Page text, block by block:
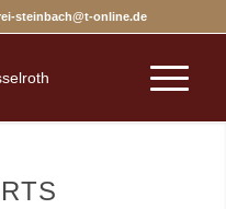
steinbach@t-online.de